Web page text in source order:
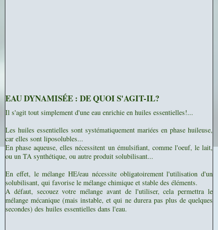
EAU DYNAMISÉE : DE QUOI S'AGIT-IL?
Il s'agit tout simplement d'une eau enrichie en huiles essentielles!...
Les huiles essentielles sont systématiquement mariées en phase huileuse,
car elles sont liposolubles...
En phase aqueuse, elles nécessitent un émulsifiant, comme l'oeuf, le lait,
ou un TA synthétique, ou autre produit solubilisant...
En effet, le mélange HE/eau nécessite obligatoirement l'utilisation d'un
solubilisant, qui favorise le mélange chimique et stable des éléments.
A défaut, secouez votre mélange avant de l'utiliser, cela permettra le
mélange mécanique (mais instable, et qui ne durera pas plus de quelques
secondes) des huiles essentielles dans l'eau.